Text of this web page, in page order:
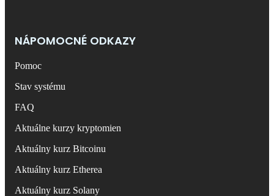
NÁPOMOCNÉ ODKAZY
Pomoc
Stav systému
FAQ
Aktuálne kurzy kryptomien
Aktuálny kurz Bitcoinu
Aktuálny kurz Etherea
Aktuálny kurz Solany